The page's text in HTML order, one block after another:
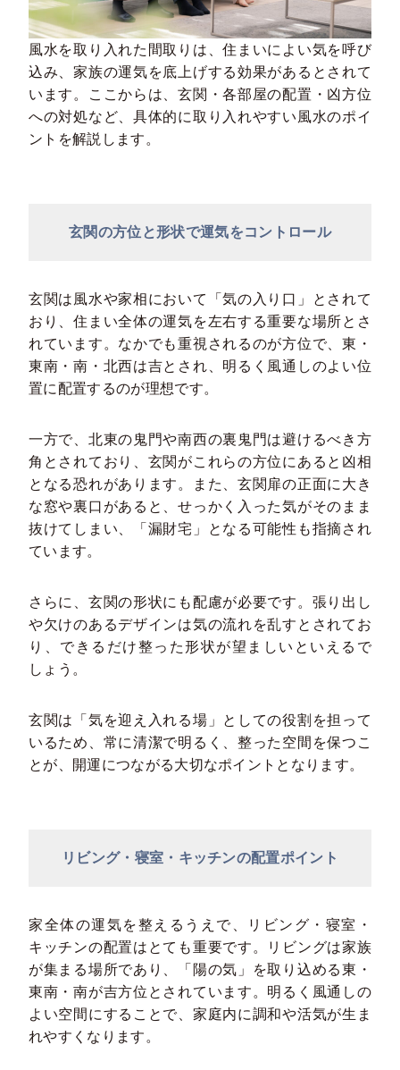
風水を取り入れた間取りは、住まいによい気を呼び
込み、家族の運気を底上げする効果があるとされて
います。ここからは、玄関・各部屋の配置・凶方位
への対処など、具体的に取り入れやすい風水のポイ
ントを解説します。
玄関の方位と形状で運気をコントロール
玄関は風水や家相において「気の入り口」とされて
おり、住まい全体の運気を左右する重要な場所とさ
れています。なかでも重視されるのが方位で、東・
東南・南・北西は吉とされ、明るく風通しのよい位
置に配置するのが理想です。
一方で、北東の鬼門や南西の裏鬼門は避けるべき方
角とされており、玄関がこれらの方位にあると凶相
となる恐れがあります。また、玄関扉の正面に大き
な窓や裏口があると、せっかく入った気がそのまま
抜けてしまい、「漏財宅」となる可能性も指摘され
ています。
さらに、玄関の形状にも配慮が必要です。張り出し
や欠けのあるデザインは気の流れを乱すとされてお
り、できるだけ整った形状が望ましいといえるで
しょう。
玄関は「気を迎え入れる場」としての役割を担って
いるため、常に清潔で明るく、整った空間を保つこ
とが、開運につながる大切なポイントとなります。
リビング・寝室・キッチンの配置ポイント
家全体の運気を整えるうえで、リビング・寝室・
キッチンの配置はとても重要です。リビングは家族
が集まる場所であり、「陽の気」を取り込める東・
東南・南が吉方位とされています。明るく風通しの
よい空間にすることで、家庭内に調和や活気が生ま
れやすくなります。